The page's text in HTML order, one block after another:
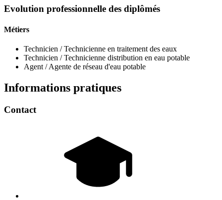
Evolution professionnelle des diplômés
Métiers
Technicien / Technicienne en traitement des eaux
Technicien / Technicienne distribution en eau potable
Agent / Agente de réseau d'eau potable
Informations pratiques
Contact